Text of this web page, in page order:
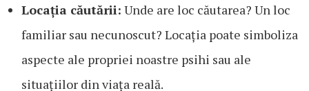
Locația căutării: Unde are loc căutarea? Un loc
familiar sau necunoscut? Locația poate simboliza
aspecte ale propriei noastre psihi sau ale
situațiilor din viața reală.